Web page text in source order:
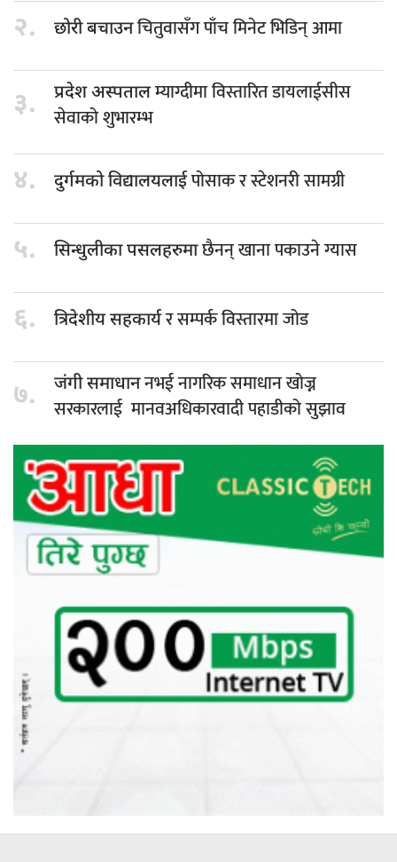
२. छोरी बचाउनचितुवासँग पाँच मिनेट भिडिन् आमा
३. प्रदेश अस्पतालम्याग्दीमा विस्तारित डायलाईसीस
सेवाको शुभारम्भ
४. दुर्गमको विद्यालयलाईपोसाक र स्टेशनरी सामग्री
५. सिन्धुलीका पसलहरुमाछैनन् खाना पकाउने ग्यास
६. त्रिदेशीय सहकार्यर सम्पर्क विस्तारमा जोड
७. जंगी समाधाननभई नागरिक समाधान खोज्न
सरकारलाई मानवअधिकारवादी पहाडीको सुझाव